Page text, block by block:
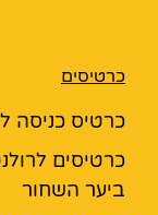
כרטיסים
כרטיס כניסה
ביער השחור